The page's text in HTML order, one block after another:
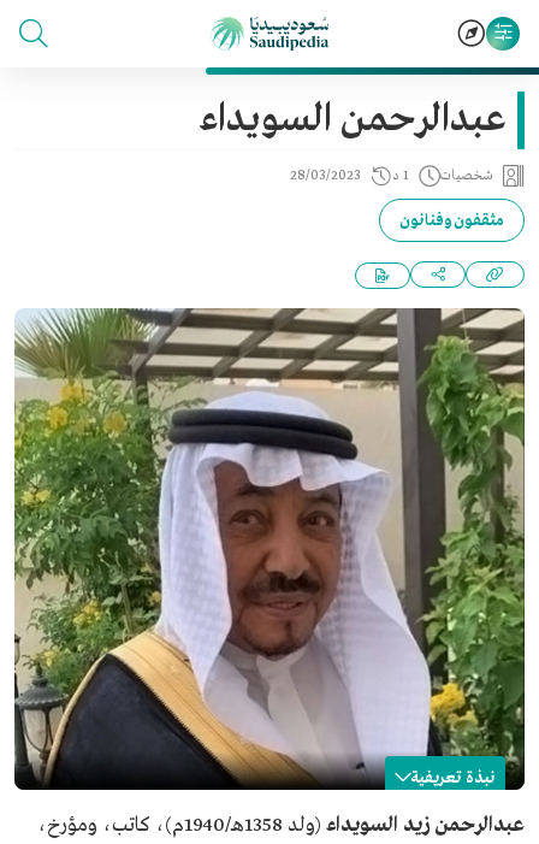
عبدالرحمن السويداء
شخصيات 1 د 28/03/2023
مثقفون وفنانون
نبذة تعريفية
عبدالرحمن السويداء
عبدالرحمن زيد السويداء
(ولد 1358هـ/1940م)، كاتب، ومؤرخ،